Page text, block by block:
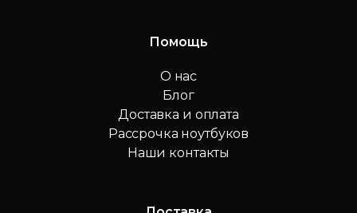
Помощь
О нас
Блог
Доставка и оплата
Рассрочка ноутбуков
Наши контакты